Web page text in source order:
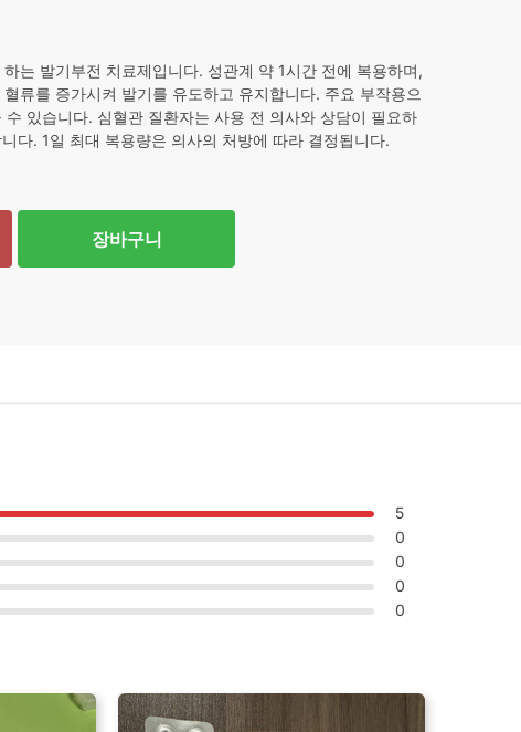
는 발기부전 치료제입니다. 성관계 약 1시간 전에 복용하며,
류를 증가시켜 발기를 유도하고 유지합니다. 주요 부작용으
있습니다. 심혈관 질환자는 사용 전 의사와 상담이 필요하
다. 1일 최대 복용량은 의사의 처방에 따라 결정됩니다.
장바구니
5
0
0
0
0